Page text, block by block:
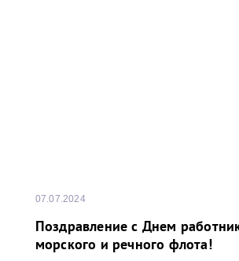
07.07.2024
Поздравление с Днем
морского и речного флота!